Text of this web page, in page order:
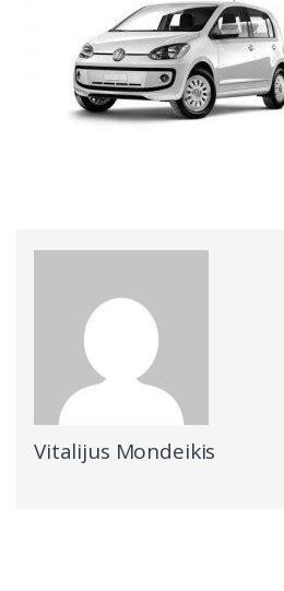
Vitalijus Mondeikis